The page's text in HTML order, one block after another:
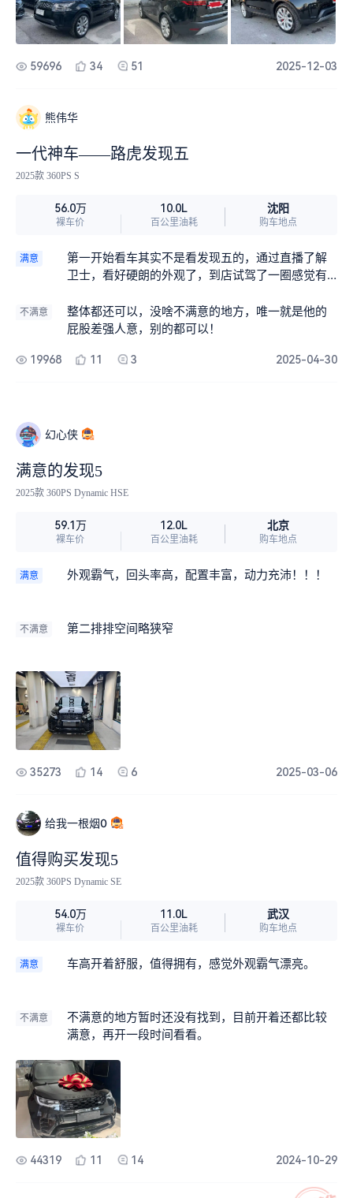
联系了，来回折腾了好多天，本来说昨天到结果推
迟了一天才到，害我两晚没有睡好觉，梦里都是我
的大路虎，今天刚提车忍不住开了一百公里过过车
瘾，驾驶感受很好，油门响应很快，选择舒适模式
下去。
59696 34 51 2025-12-03
熊伟华
一代神车——路虎发现五
2025款 360PS S
56.0万
裸车价
10.0L
百公里油耗
沈阳
购车地点
满意
第一开始看车其实不是看发现五的，通过直播了解
卫士，看好硬朗的外观了，到店试驾了一圈感觉有
了，感觉发现五比传闻说的好！性价比太高了！
不满意
整体都还可以，没啥不满意的地方，唯一就是他的
屁股差强人意，别的都可以！
19968 11 3 2025-04-30
幻心侠
满意的发现5
2025款 360PS Dynamic HSE
59.1万
裸车价
12.0L
百公里油耗
北京
购车地点
满意 外观霸气，回头率高，配置丰富，动力充沛！！！
不满意 第二排排空间略狭窄
35273 14 6 2025-03-06
给我一根烟0
值得购买发现5
2025款 360PS Dynamic SE
54.0万
裸车价
11.0L
百公里油耗
武汉
购车地点
满意 车高开着舒服，值得拥有，感觉外观霸气漂亮。
不满意
不满意的地方暂时还没有找到，目前开着还都比较
满意，再开一段时间看看。
44319 11 14 2024-10-29